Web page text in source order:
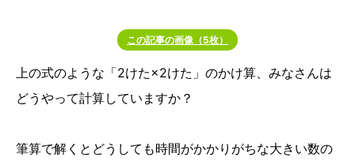
この記事の画像（5枚）
上の式のような「2けた×2けた」のかけ算、みなさんは
どうやって計算していますか？
筆算で解くとどうしても時間がかかりがちな大きい数の